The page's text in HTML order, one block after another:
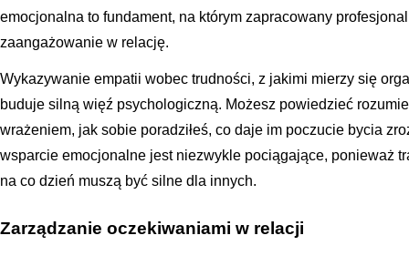
emocjonalna to fundament, na którym zapracowany
zaangażowanie w relację.
Wykazywanie empatii wobec trudności, z jakimi mierzy się
buduje silną więź psychologiczną. Możesz powiedzieć
wrażeniem, jak sobie poradziłeś, co daje im poczucie bycia
wsparcie emocjonalne jest niezwykle pociągające, ponieważ
na co dzień muszą być silne dla innych.
Zarządzanie oczekiwaniami w relacji